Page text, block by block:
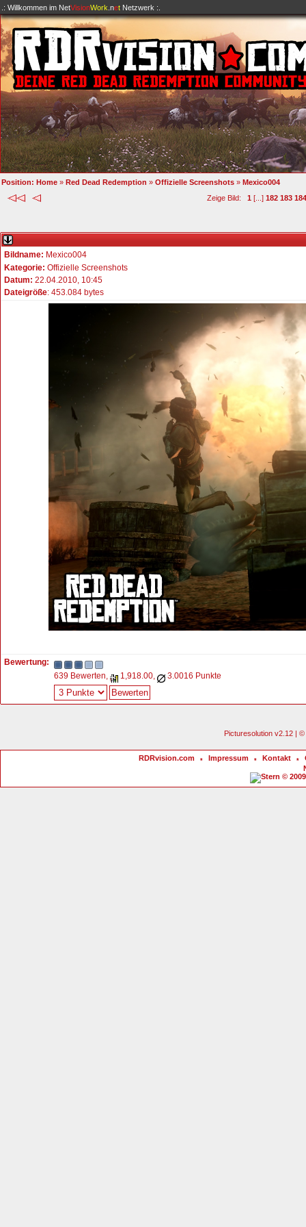
.: Willkommen im NetVisionWork .netNetzwerk :.
Position: Home » Red Dead Redemption » Offizielle Screenshots » Mexico004
Zeige Bild: 1 [...] 182 183 184
Bildname: Mexico004
Kategorie: Offizielle Screenshots
Datum: 22.04.2010, 10:45
Dateigröße: 453.084 bytes
Bewertung:
639 Bewerten,
1,918.00, 3.0016 Punkte
Picturesolution v2.12 |
RDRvision.com * Impressum * Kontakt *
©